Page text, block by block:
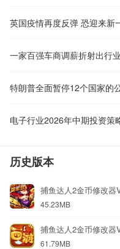
英国疫情再度反弹 恐迎来新
历史版本
捕鱼达人2金币修改器
45.23MB
捕鱼达人2金币修改器
61.79MB